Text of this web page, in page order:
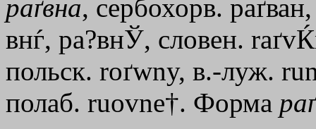
раґвна, сербохорв.
внѓ, ра?внЎ, словен.
польск. roґwny, в.-луж.
полаб. ruovne†. Форма